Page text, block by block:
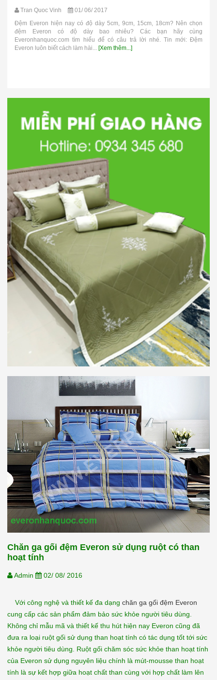
Tran Quoc Vinh
01/ 06/ 2017
Đệm Everon hiện nay có độ dày 5cm, 9cm, 15cm, 18cm? Nên chọn
đệm Everon có độ dày bao nhiêu? Các bạn hãy cùng
Everonhanquoc.com tìm hiểu để có câu trả lời nhé. Tin mới: Đệm
Everon luôn biết cách làm hài... [Xem thêm...]
Chăn ga gối đệm Everon sử dụng ruột có than
hoạt tính
Admin 02/ 08/ 2016
Với công nghệ và thiết kế đa dạng chăn ga gối đệm Everon
cung cấp các sản phẩm đảm bảo sức khỏe người tiêu dùng.
Không chỉ mẫu mã và thiết kế thu hút hiện nay Everon cũng đã
đưa ra loại ruột gối sử dụng than hoạt tính có tác dụng tốt tới sức
khỏe người tiêu dùng. Ruột gối chăm sóc sức khỏe than hoạt tính
của Everon sử dụng nguyên liệu chính là mút-mousse than hoạt
tính là sự kết hợp giữa hoạt chất than cùng với hợp chất làm lên